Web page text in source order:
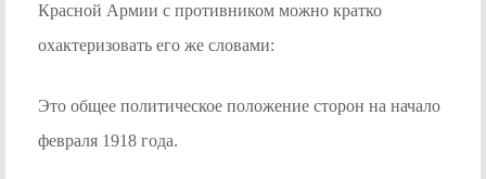
Красной Армии с противником можно кратко
охактеризовать его же словами:
Это общее политическое положение сторон на начало
февраля 1918 года.